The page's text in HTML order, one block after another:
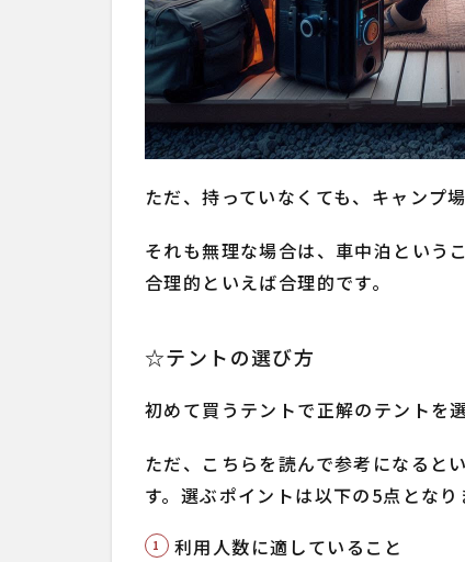
ただ、持っていなくても、キャンプ
それも無理な場合は、車中泊という
合理的といえば合理的です。
☆テントの選び方
初めて買うテントで正解のテントを
ただ、こちらを読んで参考になると
す。選ぶポイントは以下の5点となり
利用人数に適していること